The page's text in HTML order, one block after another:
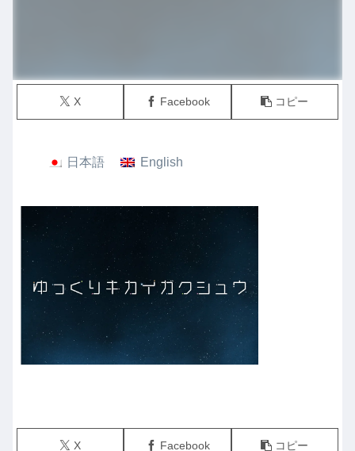
X Facebook コピー
日本語 English
X Facebook コピー